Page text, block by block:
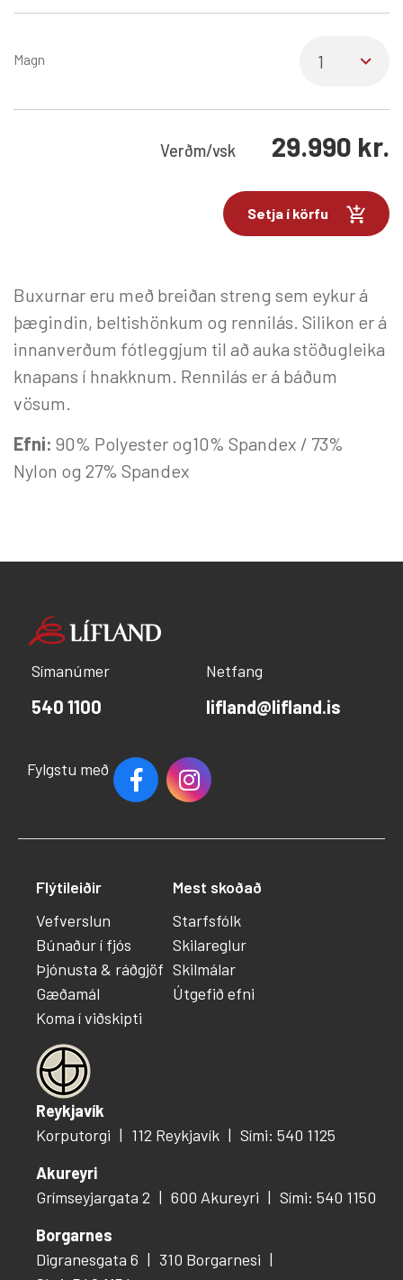
Magn
Verðm/vsk 29.990 kr.
Setja í körfu
Buxurnar eru með breiðan streng sem eykur á
þægindin, beltishönkum og rennilás. Silikon er á
innanverðum fótleggjum til að auka stöðugleika
knapans í hnakknum. Rennilás er á báðum
vösum.
Efni: 90% Polyester og10% Spandex / 73%
Nylon og 27% Spandex
Símanúmer
540 1100
Netfang
lifland@lifland.is
Fylgstu með
Reykjavík
Korputorgi
112 Reykjavík
Sími: 540 1125
Akureyri
Grímseyjargata 2
600 Akureyri
Sími: 540 1150
Borgarnes
Digranesgata 6
310 Borgarnesi
Flýtileiðir
Vefverslun
Búnaður í fjós
Þjónusta & ráðgjöf
Gæðamál
Koma í viðskipti
Mest skoðað
Starfsfólk
Skilareglur
Skilmálar
Útgefið efni